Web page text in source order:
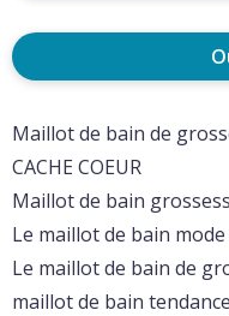
Maillot de bain de
CACHE COEUR
Maillot de bain
Le maillot de bain
Le maillot de bain de
maillot de bain